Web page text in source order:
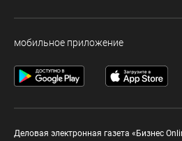
мобильное приложение
Деловая электронная газета «Бизнес